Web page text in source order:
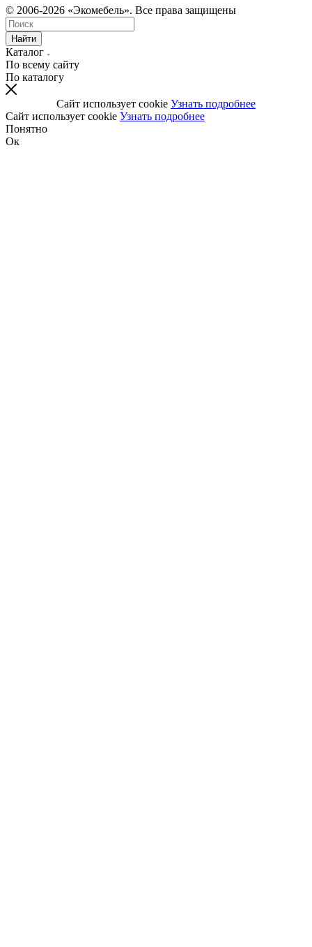
© 2006-2026 «Экомебель». Все права защищены
Найти
Каталог
По всему сайту
По каталогу
Сайт использует cookie Узнать подробнее
Сайт использует cookie Узнать подробнее
Понятно
Ок